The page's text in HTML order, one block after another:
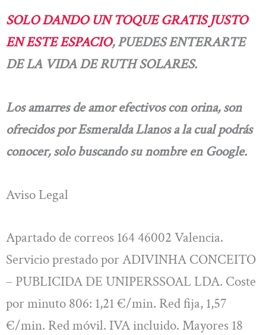
SOLO DANDO UN TOQUE GRATIS JUSTO
EN ESTE ESPACIO, PUEDES ENTERARTE
DE LA VIDA DE RUTH SOLARES.
Los amarres de amor efectivos con orina, son
ofrecidos por Esmeralda Llanos a la cual podrás
conocer, solo buscando su nombre en Google.
Aviso Legal
Apartado de correos 164 46002 Valencia.
Servicio prestado por ADIVINHA CONCEITO
– PUBLICIDA DE UNIPERSSOAL LDA. Coste
por minuto 806: 1,21 €/min. Red fija, 1,57
€/min. Red móvil. IVA incluido. Mayores 18